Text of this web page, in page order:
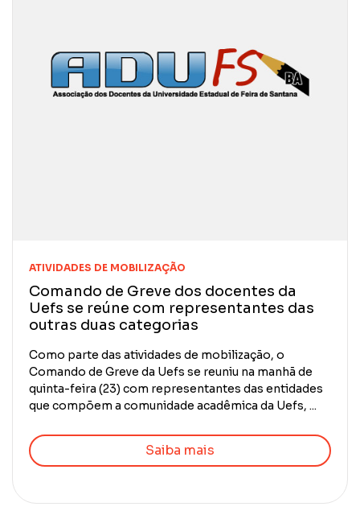
ATIVIDADES DE MOBILIZAÇÃO
Comando de Greve dos docentes da
Uefs se reúne com representantes das
outras duas categorias
Como parte das atividades de mobilização, o
Comando de Greve da Uefs se reuniu na manhã de
quinta-feira (23) com representantes das entidades
que compõem a comunidade acadêmica da Uefs, ...
Saiba mais